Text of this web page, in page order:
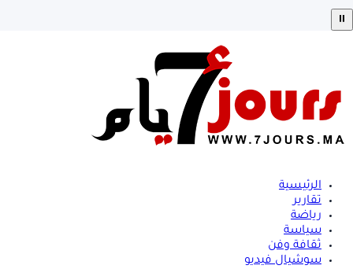
⏸
الرئيسية
تقارير
رياضة
سياسة
ثقافة وفن
سوشيال فيديو